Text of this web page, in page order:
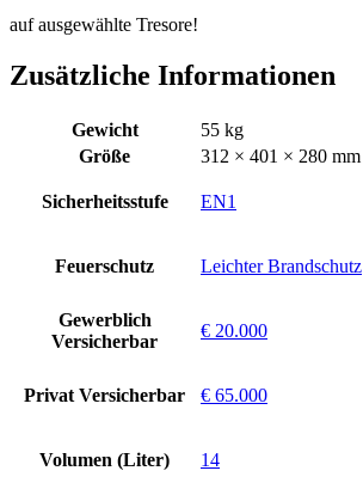
auf ausgewählte Tresore!
Zusätzliche Informationen
Gewicht
55 kg
Größe
312 × 401 × 280 mm
Sicherheitsstufe EN1
Feuerschutz Leichter Brandschutz
Gewerblich
Versicherbar
€ 20.000
Privat Versicherbar € 65.000
Volumen (Liter) 14